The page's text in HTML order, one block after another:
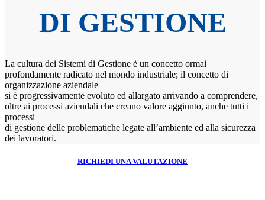
DI GESTIONE
La cultura dei Sistemi di Gestione è un concetto ormai
profondamente radicato nel mondo industriale; il concetto di
organizzazione aziendale
si è progressivamente evoluto ed allargato arrivando a comprendere,
oltre ai processi aziendali che creano valore aggiunto, anche tutti i
processi
di gestione delle problematiche legate all’ambiente ed alla sicurezza
dei lavoratori.
RICHIEDI UNA VALUTAZIONE